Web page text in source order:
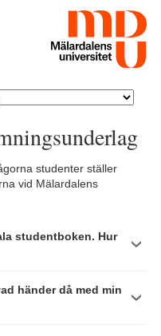
studenter ställer
vid Mälardalens
studentboken. Hur
händer då med min